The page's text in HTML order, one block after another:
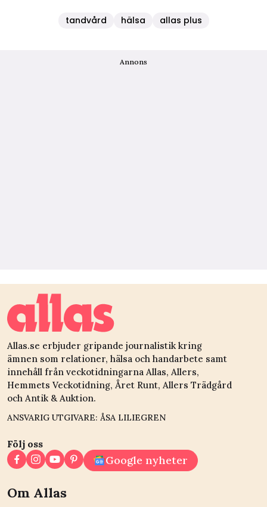
tandvård hälsa allas plus
Annons
Allas.se erbjuder gripande journalistik kring
ämnen som relationer, hälsa och handarbete samt
innehåll från veckotidningarna Allas, Allers,
Hemmets Veckotidning, Året Runt, Allers Trädgård
och Antik & Auktion.
ANSVARIG UTGIVARE: ÅSA LILIEGREN
Följ oss
Google nyheter
Om Allas